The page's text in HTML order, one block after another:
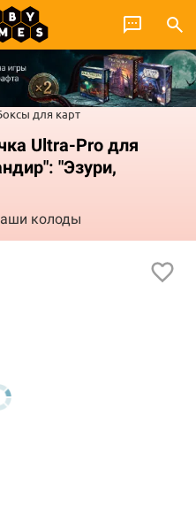
для карт
Ultra-Pro для
"Эзури,
колоды